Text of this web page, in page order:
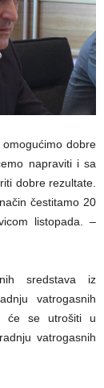
dobre
napraviti i sa
dobre rezultate.
čestitamo 20
listopada. –
sredstava iz
vatrogasnih
će se utrošiti u
vatrogasnih